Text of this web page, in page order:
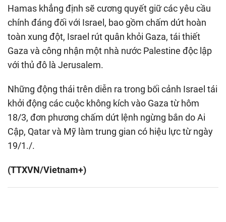
Hamas khẳng định sẽ cương quyết giữ các yêu cầu
chính đáng đối với Israel, bao gồm chấm dứt hoàn
toàn xung đột, Israel rút quân khỏi Gaza, tái thiết
Gaza và công nhận một nhà nước Palestine độc lập
với thủ đô là Jerusalem.
Những động thái trên diễn ra trong bối cảnh Israel tái
khởi động các cuộc không kích vào Gaza từ hôm
18/3, đơn phương chấm dứt lệnh ngừng bắn do Ai
Cập, Qatar và Mỹ làm trung gian có hiệu lực từ ngày
19/1./.
(TTXVN/Vietnam+)